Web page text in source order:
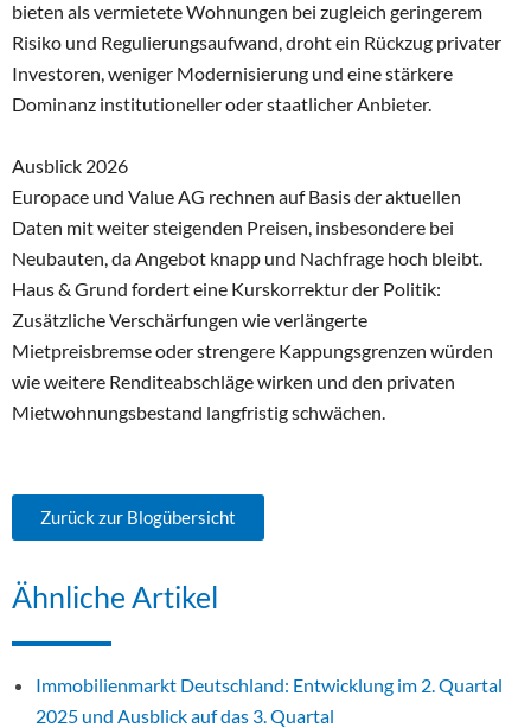
bieten als vermietete Wohnungen bei zugleich geringerem
Risiko und Regulierungsaufwand, droht ein Rückzug privater
Investoren, weniger Modernisierung und eine stärkere
Dominanz institutioneller oder staatlicher Anbieter.
Ausblick 2026
Europace und Value AG rechnen auf Basis der aktuellen
Daten mit weiter steigenden Preisen, insbesondere bei
Neubauten, da Angebot knapp und Nachfrage hoch bleibt.
Haus & Grund fordert eine Kurskorrektur der Politik:
Zusätzliche Verschärfungen wie verlängerte
Mietpreisbremse oder strengere Kappungsgrenzen würden
wie weitere Renditeabschläge wirken und den privaten
Mietwohnungsbestand langfristig schwächen.
Zurück zur Blogübersicht
Ähnliche Artikel
Immobilienmarkt Deutschland: Entwicklung im 2. Quartal
2025 und Ausblick auf das 3. Quartal